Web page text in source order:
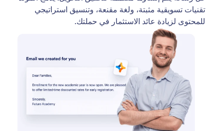
تقنيات تسويقية مثبتة، ولغة مقنعة، وتنسيق استراتيجي
للمحتوى لزيادة عائد الاستثمار في حملتك.